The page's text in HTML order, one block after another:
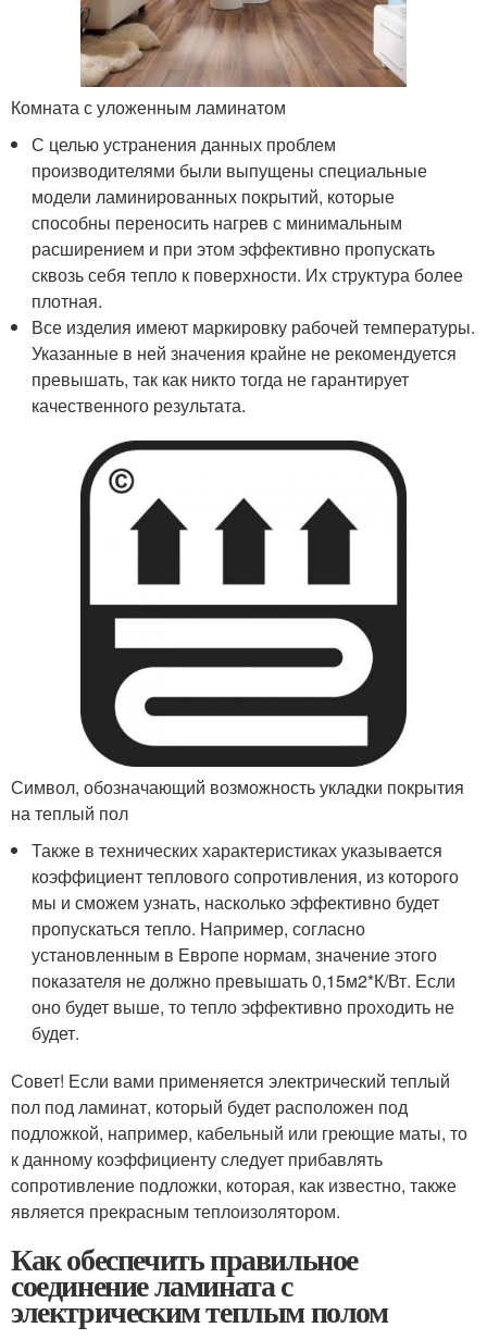
Комната с уложенным ламинатом
С целью устранения данных проблем
производителями были выпущены специальные
модели ламинированных покрытий, которые
способны переносить нагрев с минимальным
расширением и при этом эффективно пропускать
сквозь себя тепло к поверхности. Их структура более
плотная.
Все изделия имеют маркировку рабочей температуры.
Указанные в ней значения крайне не рекомендуется
превышать, так как никто тогда не гарантирует
качественного результата.
Символ, обозначающий возможность укладки покрытия
на теплый пол
Также в технических характеристиках указывается
коэффициент теплового сопротивления, из которого
мы и сможем узнать, насколько эффективно будет
пропускаться тепло. Например, согласно
установленным в Европе нормам, значение этого
показателя не должно превышать 0,15м2*К/Вт. Если
оно будет выше, то тепло эффективно проходить не
будет.
Совет! Если вами применяется электрический теплый
пол под ламинат, который будет расположен под
подложкой, например, кабельный или греющие маты, то
к данному коэффициенту следует прибавлять
сопротивление подложки, которая, как известно, также
является прекрасным теплоизолятором.
Как обеспечить правильное
соединение ламината с
электрическим теплым полом